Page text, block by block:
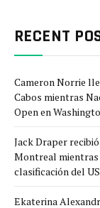
RECENT
Cameron Norrie
Cabos mientras
Open en
Jack Draper
Montreal mientras
clasificación del
Ekaterina